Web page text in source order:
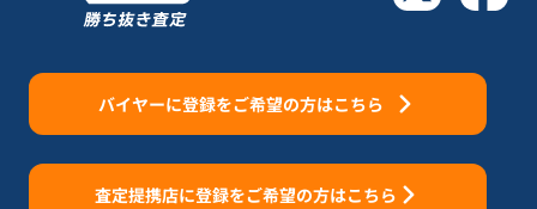
バイヤーに登録をご希望の方はこちら
査定提携店に登録をご希望の方はこちら